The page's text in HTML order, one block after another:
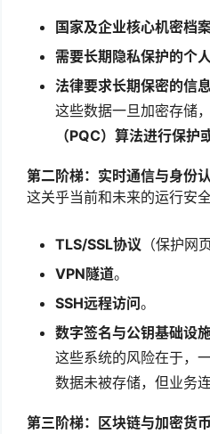
国家及企业核心机密档
需要长期隐私保护的个
法律要求长期保密的信息
这些数据一旦加密存储
（PQC）算法进行保护
第二阶梯：实时通信与身份
这关乎当前和未来的运行安全
TLS/SSL协议 （保护网
VPN隧道。
SSH远程访问。
数字签名与公钥基础设施
这些系统的风险在于，
数据未被存储，但业务
第三阶梯：区块链与加密货币